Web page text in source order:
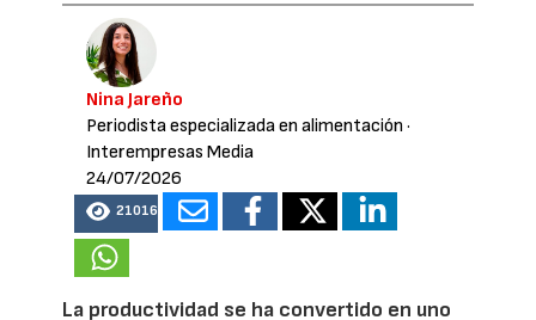
Nina Jareño
Periodista especializada en alimentación ·
Interempresas Media
24/07/2026
21016
La productividad se ha convertido en uno